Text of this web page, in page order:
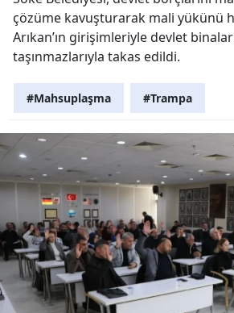
çözüme kavuşturarak mali yükünü
Arıkan’ın girişimleriyle devlet
taşınmazlarıyla takas edildi.
#Mahsuplaşma #Trampa